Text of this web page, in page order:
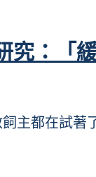
究：「
主都在試著